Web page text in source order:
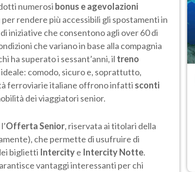
numerosi bonus e agevolazioni
per rendere più accessibili gli spostamenti in
iniziative che consentono agli over 60 di
che variano in base alla compagnia
ha superato i sessant’anni, il treno
comodo, sicuro e, soprattutto,
ferroviarie italiane offrono infatti sconti
dei viaggiatori senior.
Offerta Senior, riservata ai titolari della
che permette di usufruire di
biglietti Intercitye Intercity Notte.
vantaggi interessanti per chi